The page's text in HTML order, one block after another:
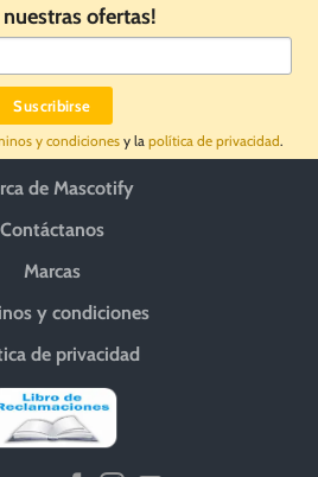
nuestras ofertas!
y condiciones y la política de privacidad.
de Mascotify
Contáctanos
Marcas
y condiciones
de privacidad